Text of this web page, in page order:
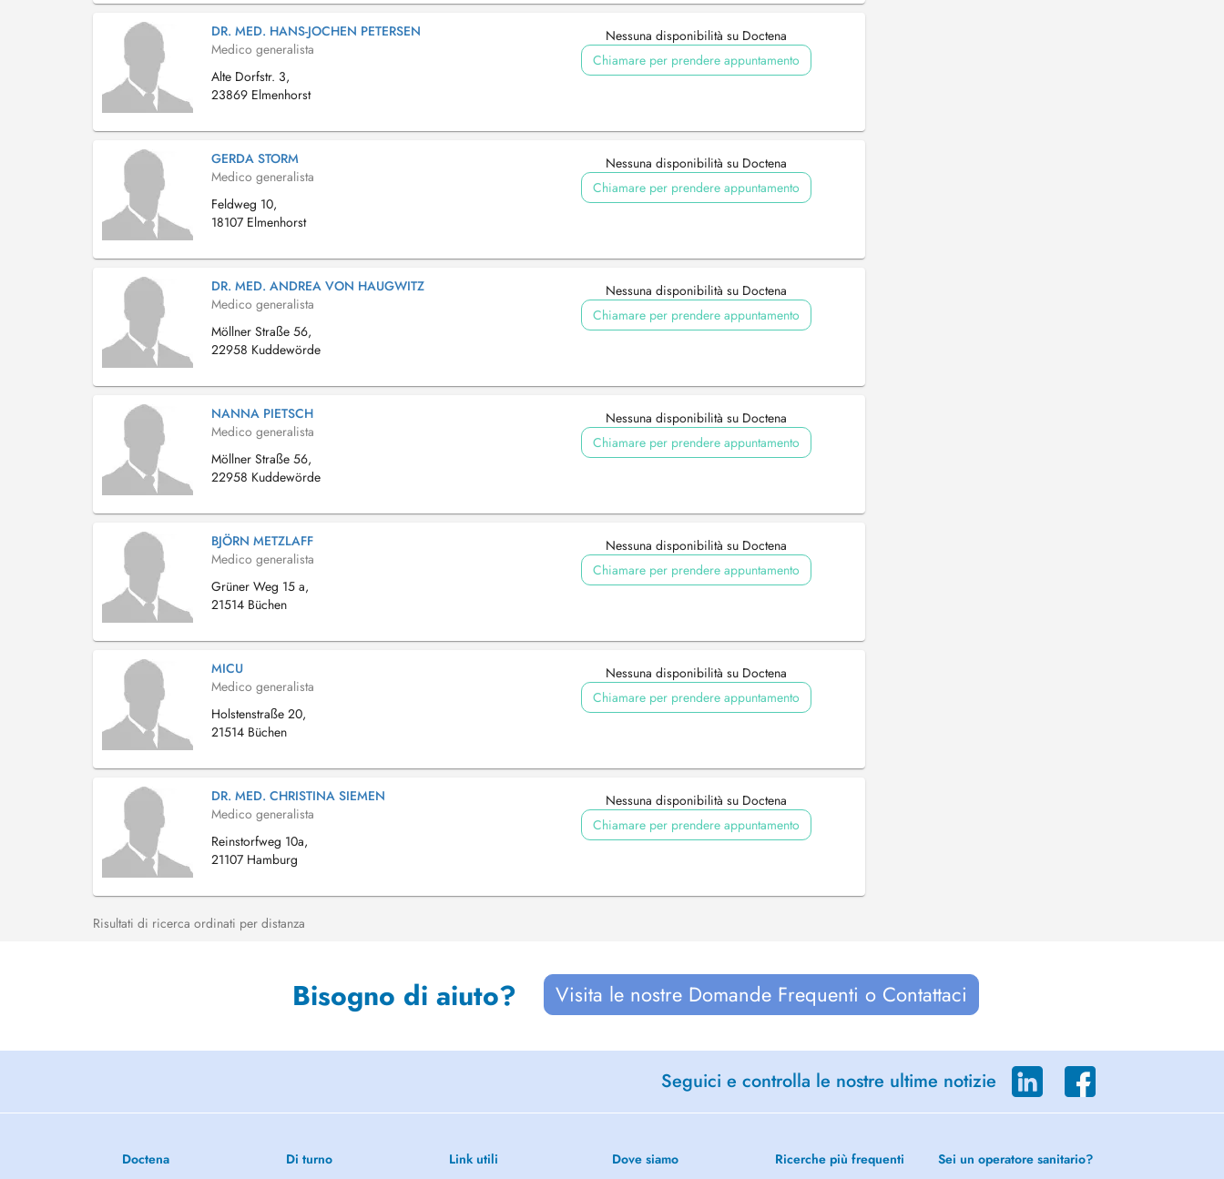
DR. MED. HANS-JOCHEN PETERSEN
Medico generalista
Alte Dorfstr. 3,
23869 Elmenhorst
Nessuna disponibilità su Doctena
Chiamare per prendere appuntamento
GERDA STORM
Medico generalista
Feldweg 10,
18107 Elmenhorst
Nessuna disponibilità su Doctena
Chiamare per prendere appuntamento
DR. MED. ANDREA VON HAUGWITZ
Medico generalista
Möllner Straße 56,
22958 Kuddewörde
Nessuna disponibilità su Doctena
Chiamare per prendere appuntamento
NANNA PIETSCH
Medico generalista
Möllner Straße 56,
22958 Kuddewörde
Nessuna disponibilità su Doctena
Chiamare per prendere appuntamento
BJÖRN METZLAFF
Medico generalista
Grüner Weg 15 a,
21514 Büchen
Nessuna disponibilità su Doctena
Chiamare per prendere appuntamento
MICU
Medico generalista
Holstenstraße 20,
21514 Büchen
Nessuna disponibilità su Doctena
Chiamare per prendere appuntamento
DR. MED. CHRISTINA SIEMEN
Medico generalista
Reinstorfweg 10a,
21107 Hamburg
Nessuna disponibilità su Doctena
Chiamare per prendere appuntamento
Risultati di ricerca ordinati per distanza
Bisogno di aiuto? Visita le nostre Domande Frequenti o Contattaci
Seguici e controlla le nostre ultime notizie
Doctena Di turno Link utili Dove siamo Ricerche più frequenti Sei un operatore sanitario?